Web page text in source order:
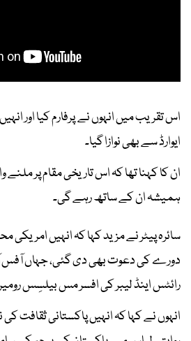
اس تقریب میں انہوں نے پرفارم کیا اور
ایوارڈ سے بھی نوازا گیا۔
ان کا کہنا تھا کہ اس تاریخی مقام پر ملنے
ہمیشہ ان کے ساتھ رہے گی۔
سائرہ پیٹر نے مزید کہا کہ انہیں
دورے کی دعوت بھی دی گئی، جہاں آفس
رائٹس اینڈ لیبر کی افسر مس بیلسِس
انہوں نے کہا کہ انہیں پاکستانی ثقافت